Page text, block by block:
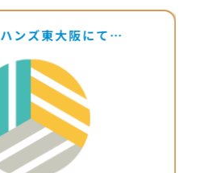
ンズ東大阪にて…